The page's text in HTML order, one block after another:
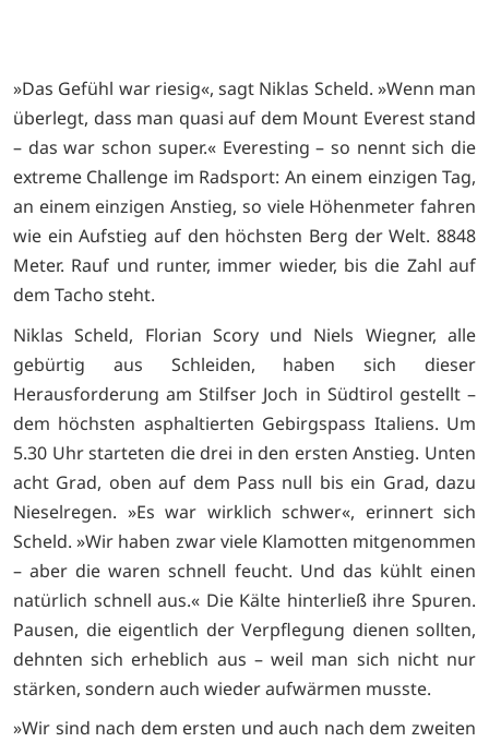
»Das Gefühl war riesig«, sagt Niklas Scheld. »Wenn man
überlegt, dass man quasi auf dem Mount Everest stand
– das war schon super.« Everesting – so nennt sich die
extreme Challenge im Radsport: An einem einzigen Tag,
an einem einzigen Anstieg, so viele Höhenmeter fahren
wie ein Aufstieg auf den höchsten Berg der Welt. 8848
Meter. Rauf und runter, immer wieder, bis die Zahl auf
dem Tacho steht.
Niklas Scheld, Florian Scory und Niels Wiegner, alle
gebürtig aus Schleiden, haben sich dieser
Herausforderung am Stilfser Joch in Südtirol gestellt –
dem höchsten asphaltierten Gebirgspass Italiens. Um
5.30 Uhr starteten die drei in den ersten Anstieg. Unten
acht Grad, oben auf dem Pass null bis ein Grad, dazu
Nieselregen. »Es war wirklich schwer«, erinnert sich
Scheld. »Wir haben zwar viele Klamotten mitgenommen
– aber die waren schnell feucht. Und das kühlt einen
natürlich schnell aus.« Die Kälte hinterließ ihre Spuren.
Pausen, die eigentlich der Verpflegung dienen sollten,
dehnten sich erheblich aus – weil man sich nicht nur
stärken, sondern auch wieder aufwärmen musste.
»Wir sind nach dem ersten und auch nach dem zweiten